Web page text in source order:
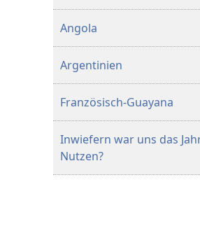
Angola
Argentinien
Französisch-Guayana
Inwiefern war uns das
Nutzen?